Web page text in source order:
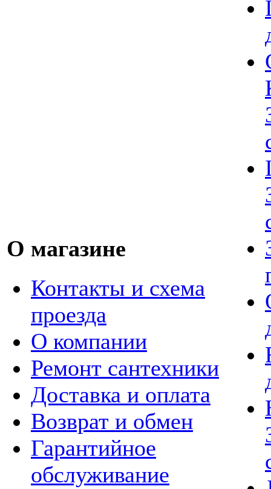
О магазине
Контакты и схема
проезда
О компании
Ремонт сантехники
Доставка и оплата
Возврат и обмен
Гарантийное
обслуживание